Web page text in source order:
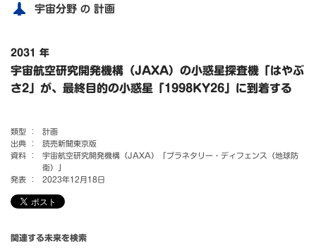
宇宙分野 の 計画
2031 年
宇宙航空研究開発機構（JAXA）の小惑星探査機「はやぶ
さ2」が、最終目的の小惑星「1998KY26」に到着する
類型 ：
計画
出典 ：
読売新聞東京版
資料 ：
宇宙航空研究開発機構（JAXA）「プラネタリー・ディフェンス（地球防
衛）」
発表 ：
2023年12月18日
関連する未来を検索